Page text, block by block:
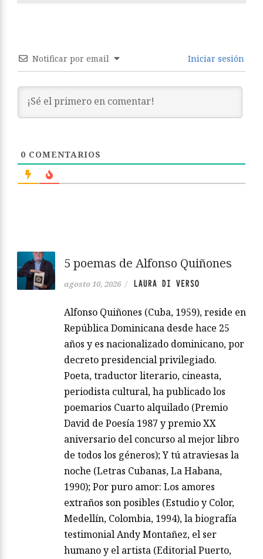
Notificar por email Iniciar sesión
0 COMENTARIOS
5 poemas de Alfonso Quiñones
agosto 10, 2026 / LAURA DI VERSO
Alfonso Quiñones (Cuba, 1959), reside en
República Dominicana desde hace 25
años y es nacionalizado dominicano, por
decreto presidencial privilegiado.
Poeta, traductor literario, cineasta,
periodista cultural, ha publicado los
poemarios Cuarto alquilado (Premio
David de Poesía 1987 y premio XX
aniversario del concurso al mejor libro
de todos los géneros); Y tú atraviesas la
noche (Letras Cubanas, La Habana,
1990); Por puro amor: Los amores
extraños son posibles (Estudio y Color,
Medellín, Colombia, 1994), la biografía
testimonial Andy Montañez, el ser
humano y el artista (Editorial Puerto,